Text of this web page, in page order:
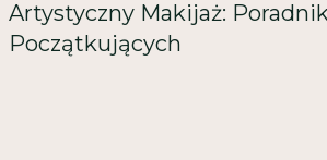
Artystyczny Makijaż:
Początkujących